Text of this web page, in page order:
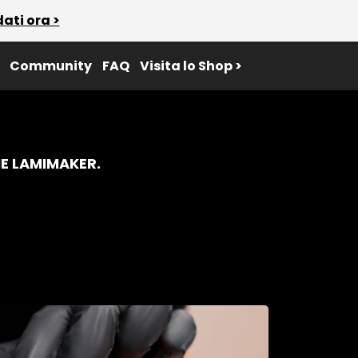
ora >
Community FAQ Visita lo Shop >
LAMIMAKER.